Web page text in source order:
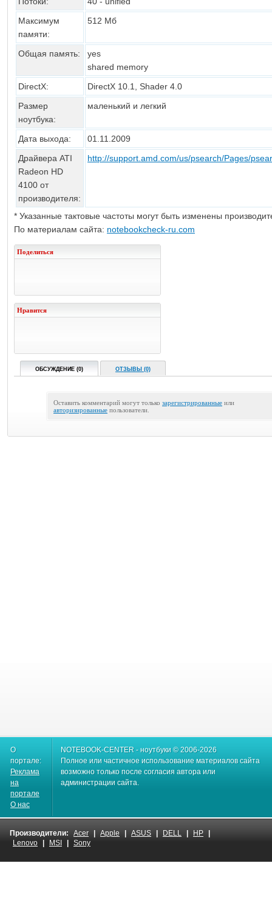
Максимум
памяти:
512 Мб
Общая память:
yes
shared memory
DirectX:
DirectX 10.1, Shader 4.0
Размер
ноутбука:
маленький и легкий
Дата выхода:
01.11.2009
Драйвера ATI
Radeon HD
4100 от
производителя:
http://support.amd.com/us/psearch/Pages/
* Указанные тактовые частоты могут быть изменены
По материалам сайта: notebookcheck-ru.com
Поделиться
Нравится
ОБСУЖДЕНИЕ (0) ОТЗЫВЫ (0)
Оставить комментарий могут только зарегистрированные или
авторизированные пользователи.
О
портале:
Реклама
на
портале
О нас
NOTEBOOK-CENTER - ноутбуки © 2006-2026
Полное или частичное использование материалов сайта
возможно только после согласия автора или
администрации сайта.
Производители: Acer Apple ASUS DELL HP
Lenovo
MSI Sony